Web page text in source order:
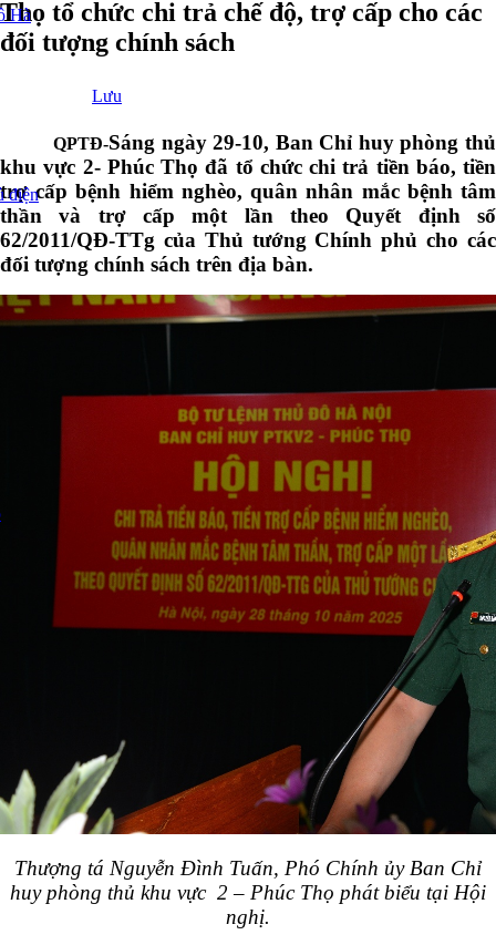
Hà
điện
Thọ tổ chức chi trả chế độ, trợ cấp cho các
đối tượng chính sách
Lưu
QPTĐ-Sáng ngày 29-10, Ban Chỉ huy phòng thủ
khu vực 2- Phúc Thọ đã tổ chức chi trả tiền báo, tiền
trợ cấp bệnh hiểm nghèo, quân nhân mắc bệnh tâm
thần và trợ cấp một lần theo Quyết định số
62/2011/QĐ-TTg của Thủ tướng Chính phủ cho các
đối tượng chính sách trên địa bàn.
Thượng tá Nguyễn Đình Tuấn, Phó Chính ủy Ban Chỉ
huy phòng thủ khu vực 2 – Phúc Thọ phát biểu tại Hội
nghị.